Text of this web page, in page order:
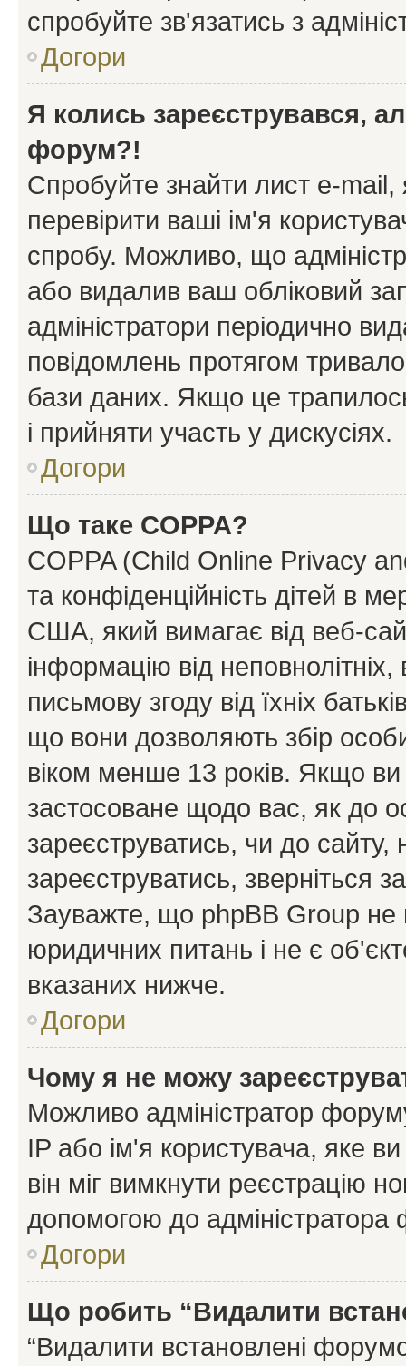
спробуйте зв'язатись з
Догори
Я колись зареєструвався,
форум?!
Спробуйте знайти лист e-mail,
перевірити ваші ім'я
спробу. Можливо, що
або видалив ваш обліковий
адміністратори періодично
повідомлень протягом
бази даних. Якщо це
і прийняти участь у дискусіях.
Догори
Що таке COPPA?
COPPA (Child Online Privacy
та конфіденційність дітей в
США, який вимагає від веб-
інформацію від
письмову згоду від їхніх
що вони дозволяють збір
віком менше 13 років. Якщо
застосоване щодо вас, як до
зареєструватись, чи до
зареєструватись, зверніться
Зауважте, що phpBB Group не
юридичних питань і не є
вказаних нижче.
Догори
Чому я не можу
Можливо адміністратор
IP або ім'я користувача, яке
він міг вимкнути реєстрацію
допомогою до адміністратора
Догори
Що робить “Видалити
“Видалити встановлені